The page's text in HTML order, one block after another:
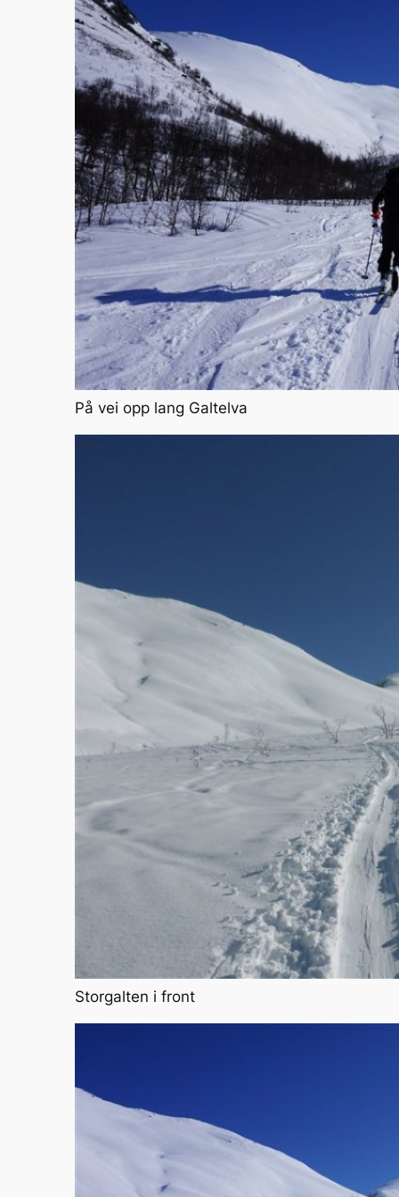
På vei opp lang Galtelva
Storgalten i front